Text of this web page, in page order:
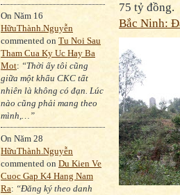
On Năm 16
HữuThành.Nguyễn
commented on Tu Noi Sau
Tham Cua Ky Uc Hay Ba
Mot: “Thời ấy tôi cũng
giữa một khẩu CKC tất
nhiên là không có đạn. Lúc
nào cũng phải mang theo
mình,…”
On Năm 28
HữuThành.Nguyễn
commented on Du Kien Ve
Cuoc Gap K4 Hang Nam
Ra: “Đăng ký theo danh
75 tỷ đồng.
Bắc Ninh: